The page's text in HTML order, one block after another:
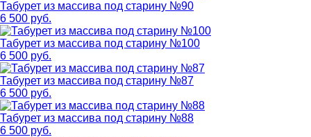
Табурет из массива под старину №90
6 500 руб.
Табурет из массива под старину №100
6 500 руб.
Табурет из массива под старину №87
6 500 руб.
Табурет из массива под старину №88
6 500 руб.